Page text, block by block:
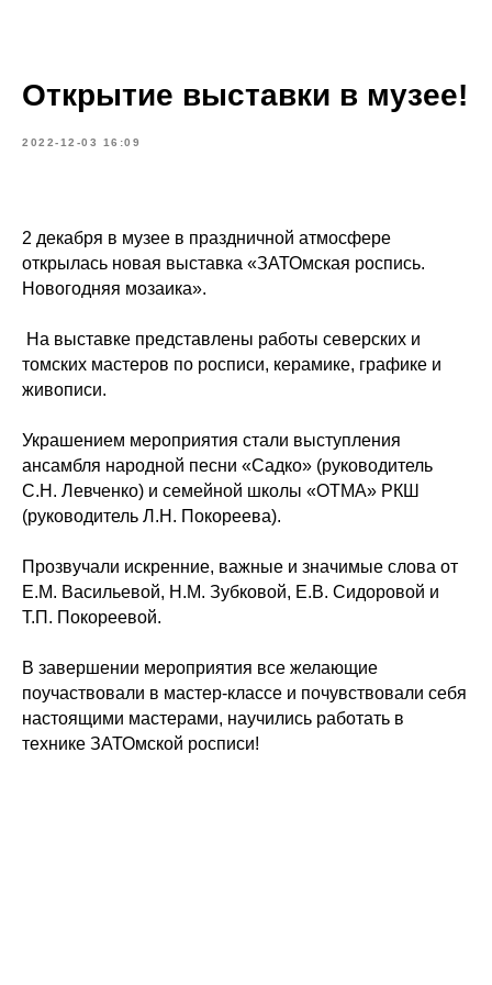
Открытие выставки в музее!
2022-12-03 16:09
2 декабря в музее в праздничной атмосфере
открылась новая выставка «ЗАТОмская роспись.
Новогодняя мозаика».
На выставке представлены работы северских и
томских мастеров по росписи, керамике, графике и
живописи.
Украшением мероприятия стали выступления
ансамбля народной песни «Садко» (руководитель
С.Н. Левченко) и семейной школы «ОТМА» РКШ
(руководитель Л.Н. Покореева).
Прозвучали искренние, важные и значимые слова от
Е.М. Васильевой, Н.М. Зубковой, Е.В. Сидоровой и
Т.П. Покореевой.
В завершении мероприятия все желающие
поучаствовали в мастер-классе и почувствовали себя
настоящими мастерами, научились работать в
технике ЗАТОмской росписи!